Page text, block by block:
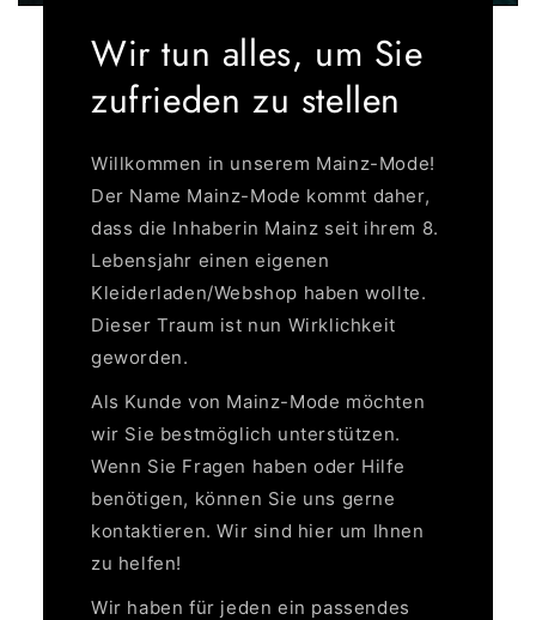
Wir tun alles, um Sie
zufrieden zu stellen
Willkommen in unserem Mainz-Mode!
Der Name Mainz-Mode kommt daher,
dass die Inhaberin Mainz seit ihrem 8.
Lebensjahr einen eigenen
Kleiderladen/Webshop haben wollte.
Dieser Traum ist nun Wirklichkeit
geworden.
Als Kunde von Mainz-Mode möchten
wir Sie bestmöglich unterstützen.
Wenn Sie Fragen haben oder Hilfe
benötigen, können Sie uns gerne
kontaktieren. Wir sind hier um Ihnen
zu helfen!
Wir haben für jeden ein passendes
NUR FÜR SIE
Melden Sie sich für unseren Newsletter
erste Bestellung
Countdown ends in:
202
minutes
:: 0
00
seconds